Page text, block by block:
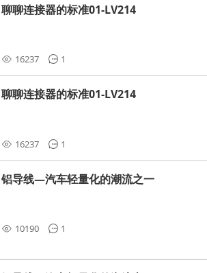
聊聊连接器的标准01-LV214
16237 1
聊聊连接器的标准01-LV214
16237 1
铝导线—汽车轻量化的潮流之一
10190 1